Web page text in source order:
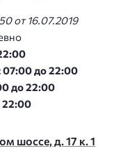
от 16.07.2019
07:00 до 22:00
до 22:00
22:00
шоссе, д. 17 к. 1